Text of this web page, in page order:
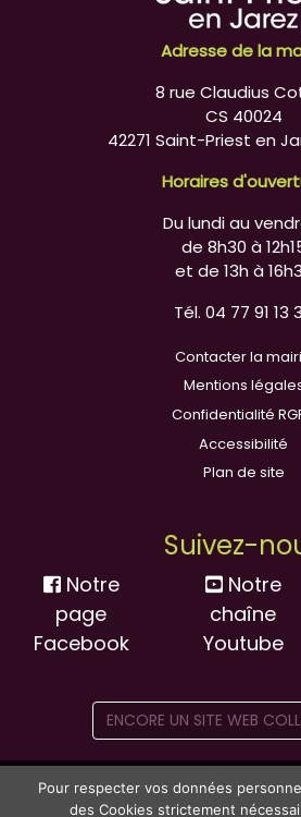
Adresse de la
8 rue Claudius
CS 40024
42271 Saint-Priest en
Horaires
Du lundi au
de 8h30 à
et de 13h à
Tél. 04 77 91 13
Contacter la
Mentions
Confidentialité
Accessibilité
Plan de site
Suivez-
Notre
page
Facebook
Notre
chaîne
Youtube
ENCORE UN SITE WEB
Pour respecter vos données
des Cookies strictement